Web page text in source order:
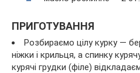
ПРИГОТУВАННЯ
Розбираємо цілу курку —
ніжки і крильця, а спинку
курячі грудки (філе)